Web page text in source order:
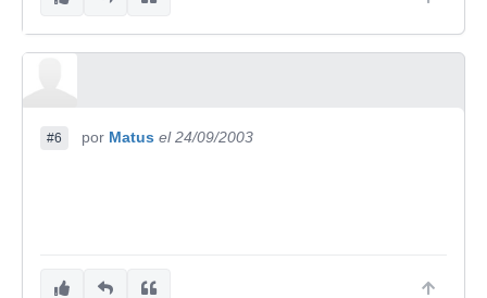
#6 por Matus el 24/09/2003